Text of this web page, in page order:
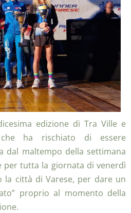
edizione di Tra Ville e
che ha rischiato di essere
dal maltempo della settimana
per tutta la giornata di venerdì
la città di Varese, per dare un
proprio al momento della